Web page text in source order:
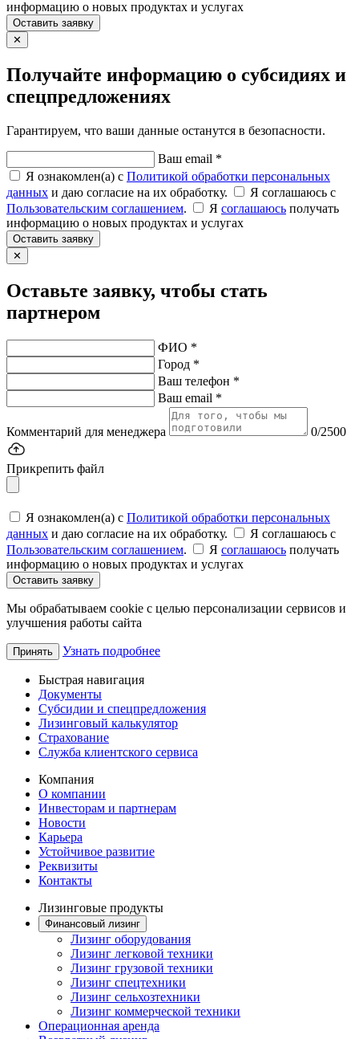
информацию о новых продуктах и услугах
Оставить заявку
✕
Получайте информацию о субсидиях и
спецпредложениях
Гарантируем, что ваши данные останутся в безопасности.
Ваш email *
Я ознакомлен(а) с Политикой обработки персональных
данных и даю согласие на их обработку.
Я соглашаюсь c
Пользовательским соглашением. Я соглашаюсь получать
информацию о новых продуктах и услугах
Оставить заявку
✕
Оставьте заявку, чтобы стать
партнером
ФИО *
Город *
Ваш телефон *
Ваш email *
Комментарий для менеджера 0/2500
Прикрепить файл
Я ознакомлен(а) с Политикой обработки персональных
данных и даю согласие на их обработку.
Я соглашаюсь c
Пользовательским соглашением. Я соглашаюсь получать
информацию о новых продуктах и услугах
Оставить заявку
Мы обрабатываем cookie с целью персонализации сервисов и
улучшения работы сайта
Принять Узнать подробнее
Быстрая навигация
Документы
Субсидии и спецпредложения
Лизинговый калькулятор
Страхование
Служба клиентского сервиса
Компания
О компании
Инвесторам и партнерам
Новости
Карьера
Устойчивое развитие
Реквизиты
Контакты
Лизинговые продукты
Финансовый лизинг
Лизинг оборудования
Лизинг легковой техники
Лизинг грузовой техники
Лизинг спецтехники
Лизинг сельхозтехники
Лизинг коммерческой техники
Операционная аренда